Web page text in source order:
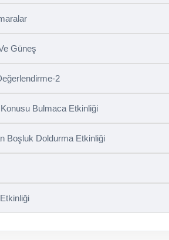
Güneş
2
Konusu Bulmaca Etkinliği
Boşluk Doldurma Etkinliği